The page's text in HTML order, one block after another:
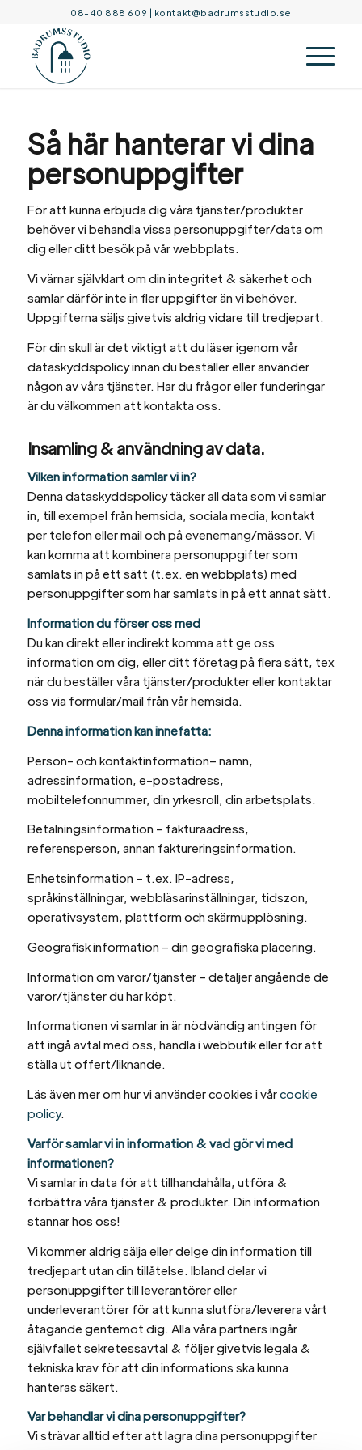
08-40 888 609 | kontakt@badrumsstudio.se
Så här hanterar vi dina
personuppgifter
För att kunna erbjuda dig våra tjänster/produkter
behöver vi behandla vissa personuppgifter/data om
dig eller ditt besök på vår webbplats.
Vi värnar självklart om din integritet & säkerhet och
samlar därför inte in fler uppgifter än vi behöver.
Uppgifterna säljs givetvis aldrig vidare till tredjepart.
För din skull är det viktigt att du läser igenom vår
dataskyddspolicy innan du beställer eller använder
någon av våra tjänster. Har du frågor eller funderingar
är du välkommen att kontakta oss.
Insamling & användning av data.
Vilken information samlar vi in?
Denna dataskyddspolicy täcker all data som vi samlar
in, till exempel från hemsida, sociala media, kontakt
per telefon eller mail och på evenemang/mässor. Vi
kan komma att kombinera personuppgifter som
samlats in på ett sätt (t.ex. en webbplats) med
personuppgifter som har samlats in på ett annat sätt.
Information du förser oss med
Du kan direkt eller indirekt komma att ge oss
information om dig, eller ditt företag på flera sätt, tex
när du beställer våra tjänster/produkter eller kontaktar
oss via formulär/mail från vår hemsida.
Denna information kan innefatta:
Person- och kontaktinformation– namn,
adressinformation, e-postadress,
mobiltelefonnummer, din yrkesroll, din arbetsplats.
Betalningsinformation – fakturaadress,
referensperson, annan faktureringsinformation.
Enhetsinformation – t.ex. IP-adress,
språkinställningar, webbläsarinställningar, tidszon,
operativsystem, plattform och skärmupplösning.
Geografisk information – din geografiska placering.
Information om varor/tjänster – detaljer angående de
varor/tjänster du har köpt.
Informationen vi samlar in är nödvändig antingen för
att ingå avtal med oss, handla i webbutik eller för att
ställa ut offert/liknande.
Läs även mer om hur vi använder cookies i vårcookie
policy.
Varför samlar vi in information & vad gör vi med
informationen?
Vi samlar in data för att tillhandahålla, utföra &
förbättra våra tjänster & produkter. Din information
stannar hos oss!
Vi kommer aldrig sälja eller delge din information till
tredjepart utan din tillåtelse. Ibland delar vi
personuppgifter till leverantörer eller
underleverantörer för att kunna slutföra/leverera vårt
åtagande gentemot dig. Alla våra partners ingår
självfallet sekretessavtal & följer givetvis legala &
tekniska krav för att din informations ska kunna
hanteras säkert.
Var behandlar vi dina personuppgifter?
Vi strävar alltid efter att lagra dina personuppgifter